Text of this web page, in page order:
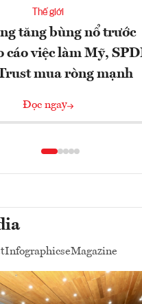
Thế giới
tăng bùng nổ trước
cáo việc làm Mỹ,
mua ròng mạnh
Đọc ngay
InfographicseMagazine